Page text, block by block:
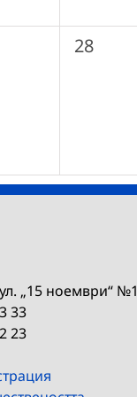
0
28
„15 ноември“ №1
33
23